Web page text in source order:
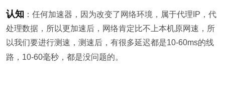
认知 ：任何加速器，因为改变了网络环境，属于代理IP，代
处理数据，所以更加速后，网络肯定比不上本机原网速，所
以我们要进行测速，测速后，有很多延迟都是10-60ms的线
路，10-60毫秒，都是没问题的。